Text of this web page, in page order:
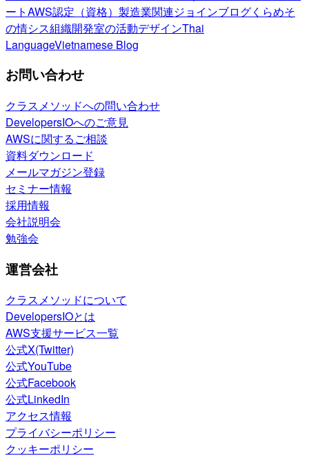
ートAWS認定（資格） 製造業関連ジョインブログくらめそ
の情シス組織開発室の活動デザインThai
LanguageVietnamese Blog
お問い合わせ
クラスメソッドへの問い合わせ
DevelopersIOへのご意見
AWSに関するご相談
資料ダウンロード
メールマガジン登録
セミナー情報
採用情報
会社説明会
勉強会
運営会社
クラスメソッドについて
DevelopersIOとは
AWS支援サービス一覧
公式X(Twitter)
公式YouTube
公式Facebook
公式LinkedIn
アクセス情報
プライバシーポリシー
クッキーポリシー